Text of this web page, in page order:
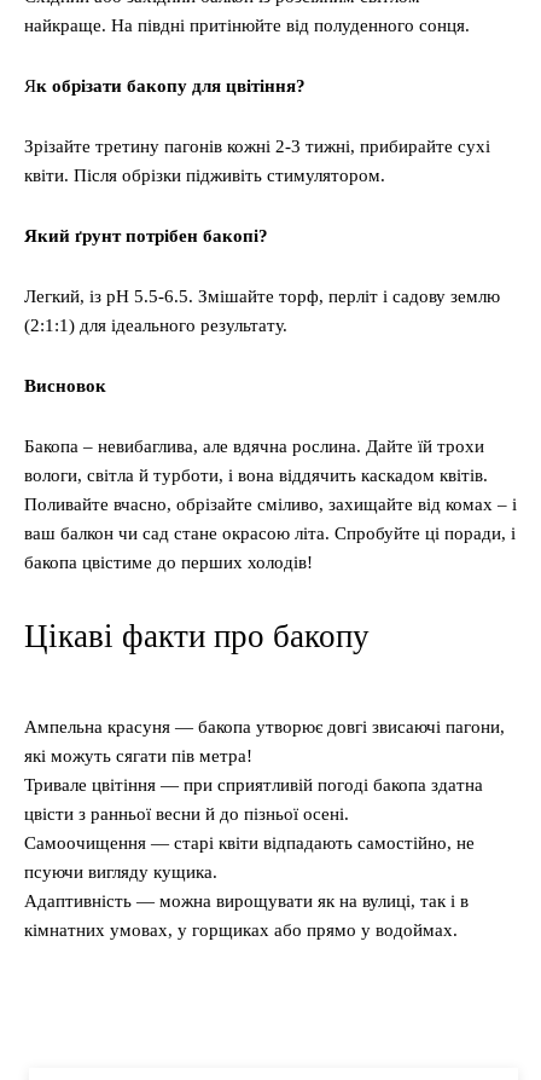
найкраще. На півдні притінюйте від полуденного сонця.
Як обрізати бакопу для цвітіння?
Зрізайте третину пагонів кожні 2-3 тижні, прибирайте сухі
квіти. Після обрізки підживіть стимулятором.
Який ґрунт потрібен бакопі?
Легкий, із pH 5.5-6.5. Змішайте торф, перліт і садову землю
(2:1:1) для ідеального результату.
Висновок
Бакопа – невибаглива, але вдячна рослина. Дайте їй трохи
вологи, світла й турботи, і вона віддячить каскадом квітів.
Поливайте вчасно, обрізайте сміливо, захищайте від комах – і
ваш балкон чи сад стане окрасою літа. Спробуйте ці поради, і
бакопа цвістиме до перших холодів!
Цікаві факти про бакопу
Ампельна красуня — бакопа утворює довгі звисаючі пагони,
які можуть сягати пів метра!
Тривале цвітіння — при сприятливій погоді бакопа здатна
цвісти з ранньої весни й до пізньої осені.
Самоочищення — старі квіти відпадають самостійно, не
псуючи вигляду кущика.
Адаптивність — можна вирощувати як на вулиці, так і в
кімнатних умовах, у горщиках або прямо у водоймах.